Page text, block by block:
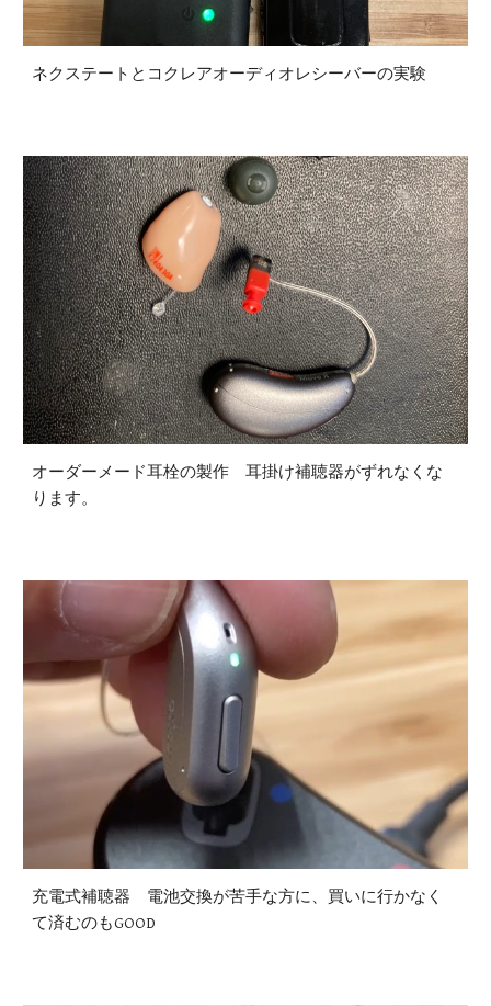
ネクステートとコクレアオーディオレシーバーの実験
オーダーメード耳栓の製作 耳掛け補聴器がずれなくな
ります。
充電式補聴器 電池交換が苦手な方に、買いに行かなく
て済むのもGOOD